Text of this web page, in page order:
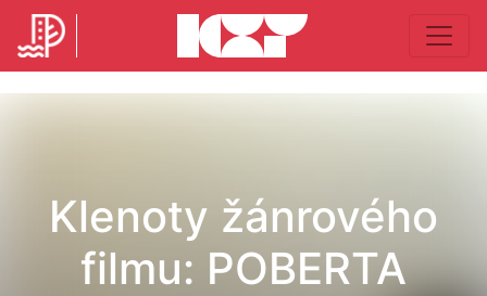
Klenoty žánrového
filmu: POBERTA